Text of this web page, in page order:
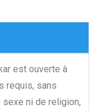
est ouverte à
requis, sans
ni de religion,